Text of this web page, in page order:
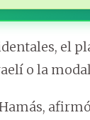
el
o la